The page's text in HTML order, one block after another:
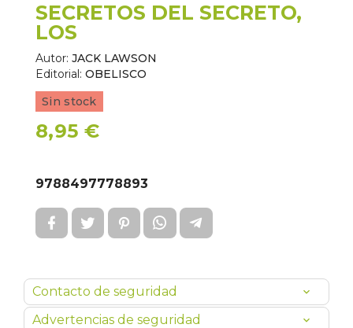
SECRETOS DEL SECRETO,
LOS
Autor: JACK LAWSON
Editorial: OBELISCO
Sin stock
8,95 €
9788497778893
Contacto de seguridad
Advertencias de seguridad